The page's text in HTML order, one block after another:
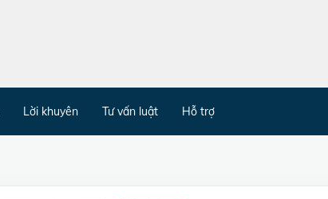
Lời khuyên Tư vấn luật Hỗ trợ